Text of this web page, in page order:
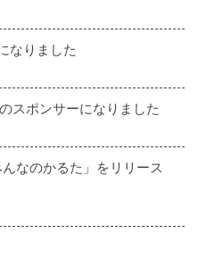
なりました
スポンサーになりました
なのかるた」をリリース